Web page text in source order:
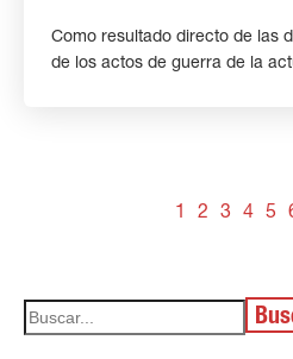
Como resultado directo de las
de los actos de guerra de la
1 2 3 4 5